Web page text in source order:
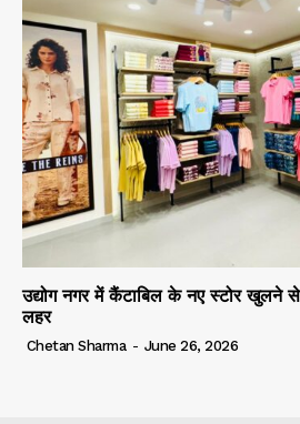
उद्योग नगर में कैंटाबिल के नए स्टोर खुलने
लहर
Chetan Sharma - June 26, 2026